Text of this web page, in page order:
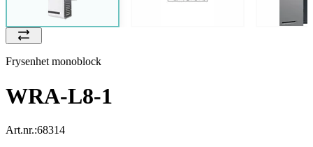
Frysenhet monoblock
WRA-L8-1
Art.nr.:68314